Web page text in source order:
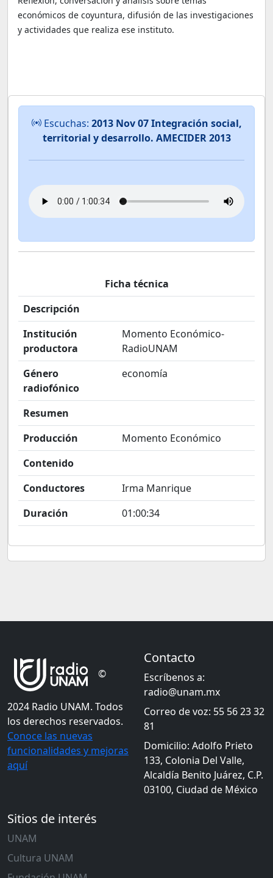
económicos de coyuntura, difusión de las investigaciones
y actividades que realiza ese instituto.
Escuchas: 2013 Nov 07 Integración social,
territorial y desarrollo. AMECIDER 2013
Ficha técnica
Descripción
Institución
productora
Momento Económico-
RadioUNAM
Género
radiofónico
economía
Resumen
Producción
Momento Económico
Contenido
Conductores
Irma Manrique
Duración
01:00:34
©
2024 Radio UNAM. Todos
los derechos reservados.
Conoce las nuevas
funcionalidades y mejoras
aquí
Contacto
Escríbenos a:
radio@unam.mx
Correo de voz: 55 56 23 32
81
Domicilio: Adolfo Prieto
133, Colonia Del Valle,
Alcaldía Benito Juárez, C.P.
03100, Ciudad de México
Sitios de interés
UNAM
Cultura UNAM